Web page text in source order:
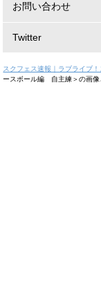
お問い合わせ
Twitter
スクフェス速報｜ラブライブ
ースボール編 自主練＞の画